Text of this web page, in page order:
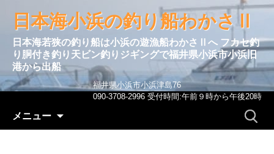
日本海小浜の釣り船わかさⅡ
日本海若狭の釣り船は小浜の遊漁船わかさⅡへ フカセ釣
り胴付き釣り天ビン釣りジギングで福井県小浜市小浜旧
港から出船
福井県小浜市小浜津島76
090-3708-2996 受付時間:午前９時から午後20時
メニュー
検